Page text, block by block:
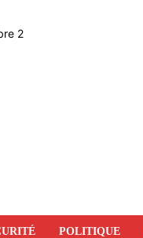
POLITIQUE